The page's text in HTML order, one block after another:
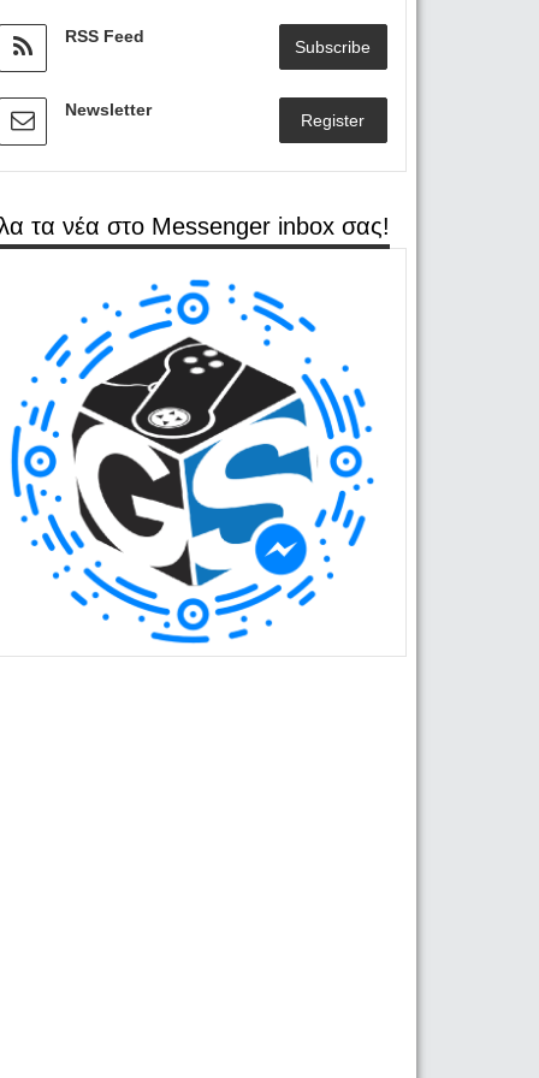
RSS Feed
Subscribe
Newsletter
Register
τα νέα στο Messenger inbox σας!